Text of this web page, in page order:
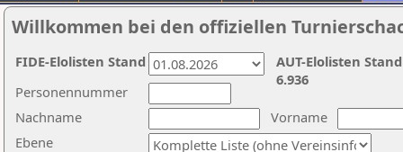
Willkommen bei den offiziellen
Nachname
Vorname
Ebene
Personennummer
AUT-Elolisten
6.936
FIDE-Elolisten Stand